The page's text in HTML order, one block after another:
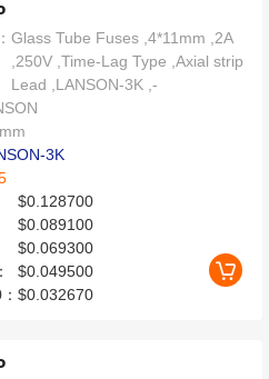
Glass Tube Fuses ,4*11mm ,2A
,250V ,Time-Lag Type ,Axial strip
Lead ,LANSON-3K ,-
3K
$0.128700
$0.089100
$0.069300
$0.049500
$0.032670